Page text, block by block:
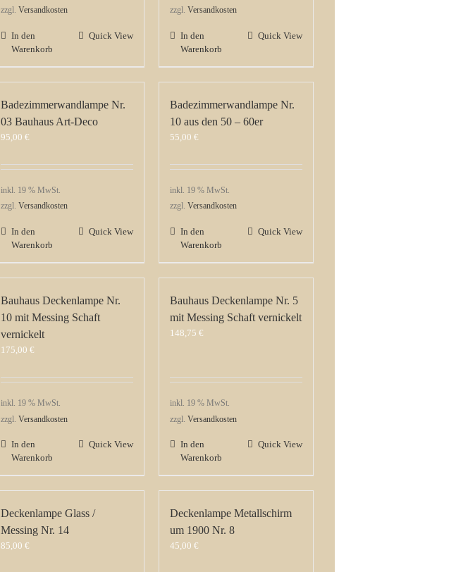
zzgl. Versandkosten
In den
Warenkorb
Quick View
zzgl. Versandkosten
In den
Warenkorb
Quick View
Badezimmerwandlampe Nr.
03 Bauhaus Art-Deco
95,00 €
inkl. 19 % MwSt.
zzgl. Versandkosten
In den
Warenkorb
Quick View
Badezimmerwandlampe Nr.
10 aus den 50 – 60er
55,00 €
inkl. 19 % MwSt.
zzgl. Versandkosten
In den
Warenkorb
Quick View
Bauhaus Deckenlampe Nr.
10 mit Messing Schaft
vernickelt
175,00 €
inkl. 19 % MwSt.
zzgl. Versandkosten
In den
Warenkorb
Quick View
Bauhaus Deckenlampe Nr. 5
mit Messing Schaft vernickelt
148,75 €
inkl. 19 % MwSt.
zzgl. Versandkosten
In den
Warenkorb
Quick View
Deckenlampe Glass /
Messing Nr. 14
85,00 €
Deckenlampe Metallschirm
um 1900 Nr. 8
45,00 €